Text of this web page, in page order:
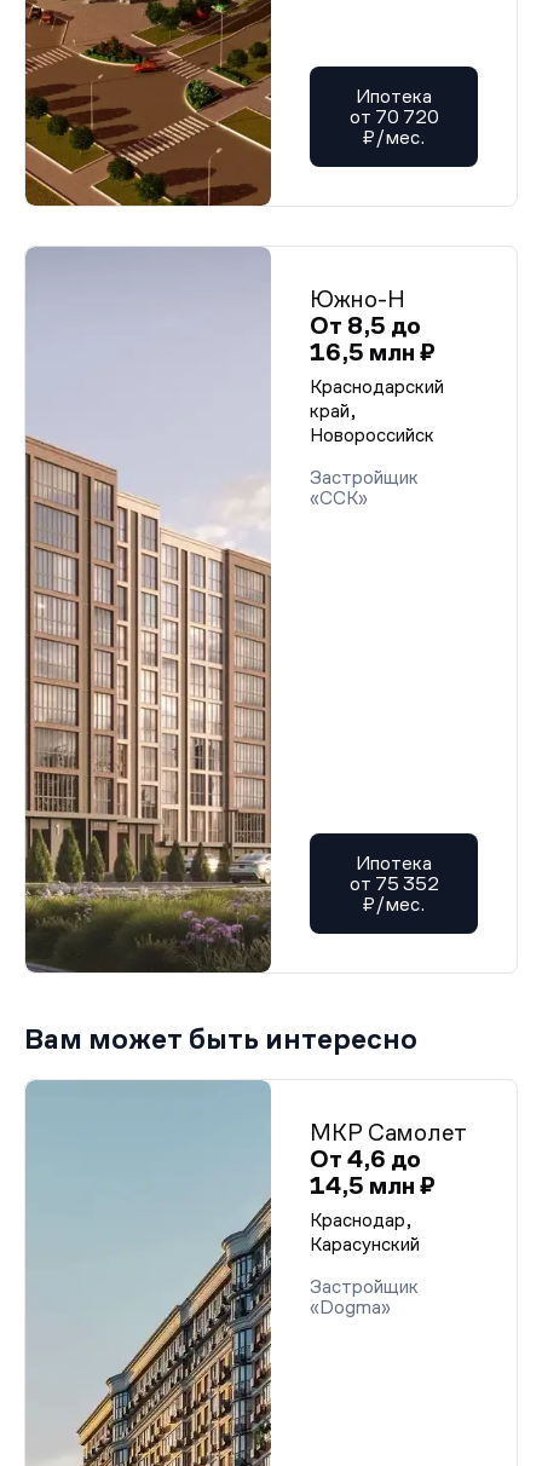
Ипотека
от 70 720
₽/мес.
Южно-Н
От 8,5 до
16,5 млн ₽
Краснодарский
край,
Новороссийск
Застройщик
«ССК»
Ипотека
от 75 352
₽/мес.
Вам может быть интересно
МКР Самолет
От 4,6 до
14,5 млн ₽
Краснодар,
Карасунский
Застройщик
«Dogma»